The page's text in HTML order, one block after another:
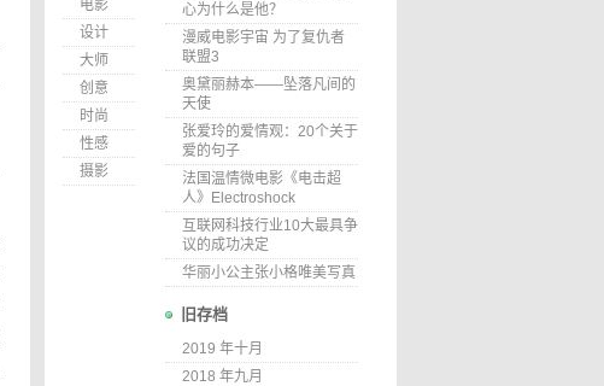
电影
设计
大师
创意
时尚
性感
摄影
心为什么是他？
漫威电影宇宙 为了复仇者
联盟3
奥黛丽赫本——坠落凡间的
天使
张爱玲的爱情观：20个关于
爱的句子
法国温情微电影《电击超
人》Electroshock
互联网科技行业10大最具争
议的成功决定
华丽小公主张小格唯美写真
旧存档
2019 年十月
2018 年九月